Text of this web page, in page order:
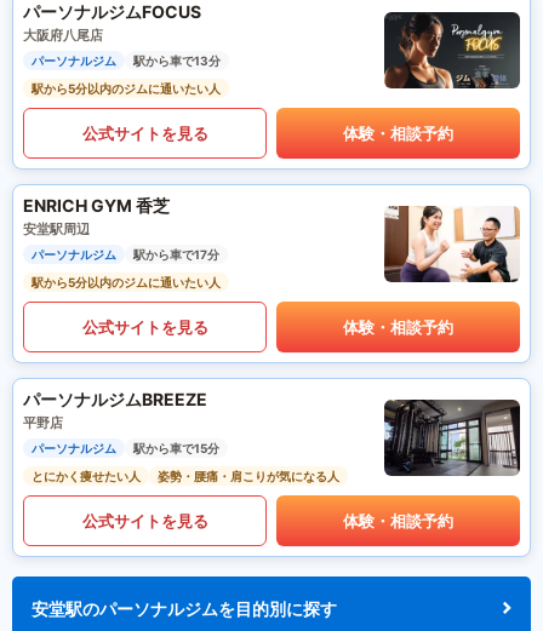
パーソナルジムFOCUS
大阪府八尾店
パーソナルジム
駅から車で13分
駅から5分以内のジムに通いたい人
公式サイトを見る 体験・相談予約
ENRICH GYM 香芝
安堂駅周辺
パーソナルジム
駅から車で17分
駅から5分以内のジムに通いたい人
公式サイトを見る 体験・相談予約
パーソナルジムBREEZE
平野店
パーソナルジム
駅から車で15分
とにかく痩せたい人
姿勢・腰痛・肩こりが気になる人
公式サイトを見る 体験・相談予約
安堂駅のパーソナルジムを目的別に探す